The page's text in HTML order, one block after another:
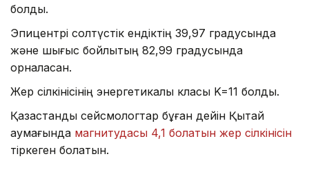
болды.
Эпицентрі солтүстік ендіктің 39,97 градусында
және шығыс бойлықтың 82,99 градусында
орналасқан.
Жер сілкінісінің энергетикалық класы K=11 болды.
Қазақстандық сейсмологтар бұған дейін Қытай
аумағында магнитудасы 4,1 болатын жер сілкінісін
тіркеген болатын.